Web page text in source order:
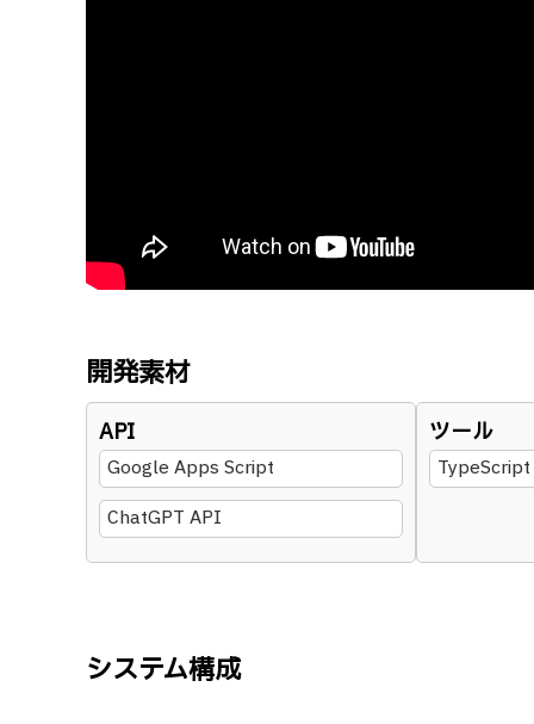
開発素材
API
Google Apps Script
ChatGPT API
ツール
TypeScript
システム構成